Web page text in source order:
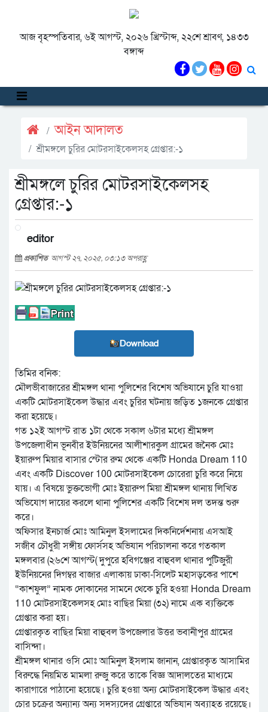
আজ বৃহস্পতিবার, ৬ই আগস্ট, ২০২৬ খ্রিস্টাব্দ, ২২শে শ্রাবণ, ১৪৩৩
বঙ্গাব্দ
আইন আদালত
শ্রীমঙ্গলে চুরির মোটরসাইকেলসহ গ্রেপ্তার:-১
শ্রীমঙ্গলে চুরির মোটরসাইকেলসহ
গ্রেপ্তার:-১
editor
প্রকাশিত আগস্ট ২৭, ২০২৫, ০৩:১৩ অপরাহ্ণ
Download
তিমির বনিক:
মৌলভীবাজারের শ্রীমঙ্গল থানা পুলিশের বিশেষ অভিযানে চুরি যাওয়া
একটি মোটরসাইকেল উদ্ধার এবং চুরির ঘটনায় জড়িত ১জনকে গ্রেপ্তার
করা হয়েছে।
গত ১২ই আগস্ট রাত ১টা থেকে সকাল ৬টার মধ্যে শ্রীমঙ্গল
উপজেলাধীন ভূনবীর ইউনিয়নের আলীশারকুল গ্রামের জনৈক মোঃ
ইয়ারুপ মিয়ার বাসার স্টোর রুম থেকে একটি Honda Dream 110
এবং একটি Discover 100 মোটরসাইকেল চোরেরা চুরি করে নিয়ে
যায়। এ বিষয়ে ভুক্তভোগী মোঃ ইয়ারুপ মিয়া শ্রীমঙ্গল থানায় লিখিত
অভিযোগ দায়ের করলে থানা পুলিশের একটি বিশেষ দল তদন্ত শুরু
করে।
অফিসার ইনচার্জ মোঃ আমিনুল ইসলামের দিকনির্দেশনায় এসআই
সজীব চৌধুরী সঙ্গীয় ফোর্সসহ অভিযান পরিচালনা করে গতকাল
মঙ্গলবার (২৬শে আগস্ট( দুপুরে হবিগঞ্জের বাহুবল থানার পুটিজুরী
ইউনিয়নের দিগম্বর বাজার এলাকায় ঢাকা-সিলেট মহাসড়কের পাশে
“কাশফুল” নামক দোকানের সামনে থেকে চুরি হওয়া Honda Dream
110 মোটরসাইকেলসহ মোঃ বাছির মিয়া (৩২) নামে এক ব্যক্তিকে
গ্রেপ্তার করা হয়।
গ্রেপ্তারকৃত বাছির মিয়া বাহুবল উপজেলার উত্তর ভবানীপুর গ্রামের
বাসিন্দা।
শ্রীমঙ্গল থানার ওসি মোঃ আমিনুল ইসলাম জানান, গ্রেপ্তারকৃত আসামির
বিরুদ্ধে নিয়মিত মামলা রুজু করে তাকে বিজ্ঞ আদালতের মাধ্যমে
কারাগারে পাঠানো হয়েছে। চুরি হওয়া অন্য মোটরসাইকেল উদ্ধার এবং
চোর চক্রের অন্যান্য অন্য সদস্যদের গ্রেপ্তারে অভিযান অব্যাহত রয়েছে।